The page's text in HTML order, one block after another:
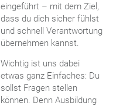
eingeführt – mit dem Ziel,
dass du dich sicher fühlst
und schnell Verantwortung
übernehmen kannst.
Wichtig ist uns dabei
etwas ganz Einfaches: Du
sollst Fragen stellen
können. Denn Ausbildung